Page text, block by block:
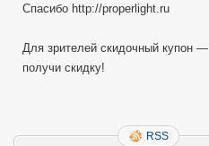
Спасибо http://properlight.ru
Для зрителей скидочный купон —
получи скидку!
RSS